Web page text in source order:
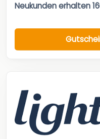
Neukunden erhalten